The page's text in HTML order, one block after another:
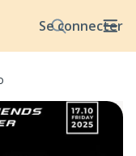
Se connecter